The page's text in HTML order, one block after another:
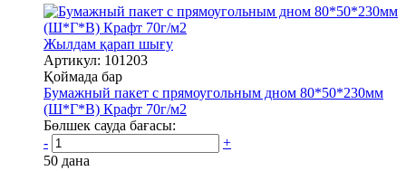
Жылдам қарап шығу
Артикул: 101203
Қоймада бар
Бумажный пакет с прямоугольным дном 80*50*230мм
(Ш*Г*В) Крафт 70г/м2
Бөлшек сауда бағасы:
-
+
50 дана